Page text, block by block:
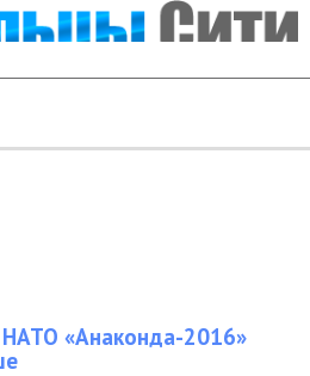
«Анаконда-2016»